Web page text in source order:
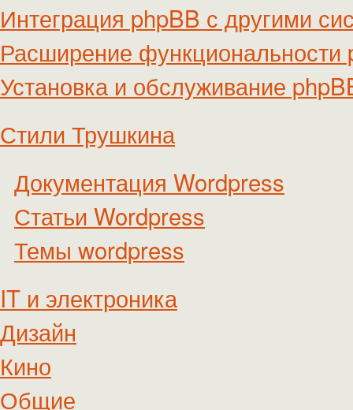
Интеграция phpBB с другими
Расширение функциональности
Установка и обслуживание
Стили Трушкина
Документация Wordpress
Статьи Wordpress
Темы wordpress
IT и электроника
Дизайн
Кино
Общие